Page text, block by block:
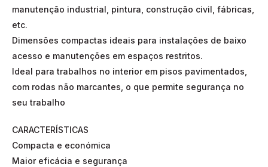
manutenção industrial, pintura, construção civil, fábricas,
etc.
Dimensões compactas ideais para instalações de baixo
acesso e manutenções em espaços restritos.
Ideal para trabalhos no interior em pisos pavimentados,
com rodas não marcantes, o que permite segurança no
seu trabalho
CARACTERÍSTICAS
Compacta e económica
Maior eficácia e segurança